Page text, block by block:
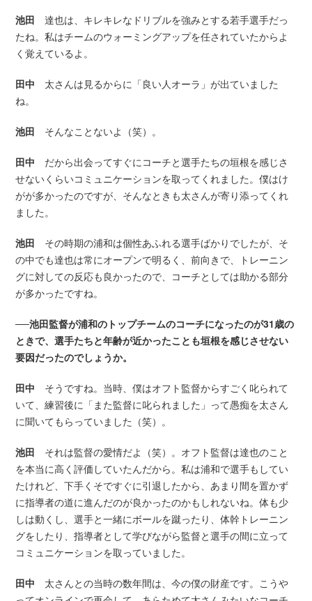
池田 達也は、キレキレなドリブルを強みとする若手選手だっ
たね。私はチームのウォーミングアップを任されていたからよ
く覚えているよ。
田中 太さんは見るからに「良い人オーラ」が出ていました
ね。
池田 そんなことないよ（笑）。
田中 だから出会ってすぐにコーチと選手たちの垣根を感じさ
せないくらいコミュニケーションを取ってくれました。僕はけ
がが多かったのですが、そんなときも太さんが寄り添ってくれ
ました。
池田 その時期の浦和は個性あふれる選手ばかりでしたが、そ
の中でも達也は常にオープンで明るく、前向きで、トレーニン
グに対しての反応も良かったので、コーチとしては助かる部分
が多かったですね。
──池田監督が浦和のトップチームのコーチになったのが31歳の
ときで、選手たちと年齢が近かったことも垣根を感じさせない
要因だったのでしょうか。
田中 そうですね。当時、僕はオフト監督からすごく叱られて
いて、練習後に「また監督に叱られました」って愚痴を太さん
に聞いてもらっていました（笑）。
池田 それは監督の愛情だよ（笑）。オフト監督は達也のこと
を本当に高く評価していたんだから。私は浦和で選手もしてい
たけれど、下手くそですぐに引退したから、あまり間を置かず
に指導者の道に進んだのが良かったのかもしれないね。体も少
しは動くし、選手と一緒にボールを蹴ったり、体幹トレーニン
グをしたり、指導者として学びながら監督と選手の間に立って
コミュニケーションを取っていました。
田中 太さんとの当時の数年間は、今の僕の財産です。こうや